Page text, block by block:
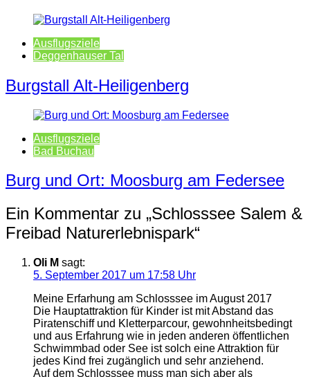
Ausflugsziele
Deggenhauser Tal
Burgstall Alt-Heiligenberg
Ausflugsziele
Bad Buchau
Burg und Ort: Moosburg am Federsee
Ein Kommentar zu „Schlosssee Salem &
Freibad Naturerlebnispark“
Oli M sagt:
5. September 2017 um 17:58 Uhr
Meine Erfarhung am Schlosssee im August 2017
Die Hauptattraktion für Kinder ist mit Abstand das
Piratenschiff und Kletterparcour, gewohnheitsbedingt
und aus Erfahrung wie in jeden anderen öffentlichen
Schwimmbad oder See ist solch eine Attraktion für
jedes Kind frei zugänglich und sehr anziehend.
Auf dem Schlosssee muss man sich aber als